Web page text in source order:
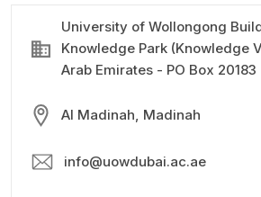
University of Wollongong
Knowledge Park (Knowledge
Arab Emirates - PO Box 20183
Al Madinah, Madinah
info@uowdubai.ac.ae